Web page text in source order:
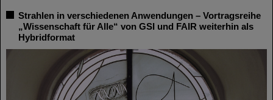
Strahlen in verschiedenen Anwendungen – Vortragsreihe
„Wissenschaft für Alle“ von GSI und FAIR weiterhin als
Hybridformat